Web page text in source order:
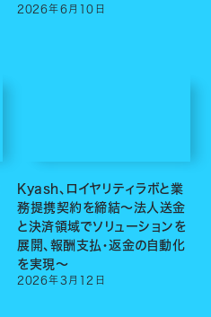
2026年6 月 10 日
Kyash、ロイヤリティラボと業
務提携契約を締結〜法人送金
と決済領域でソリューションを
展開、報酬支払・返金の自動化
を実現〜
2026年3 月 12 日